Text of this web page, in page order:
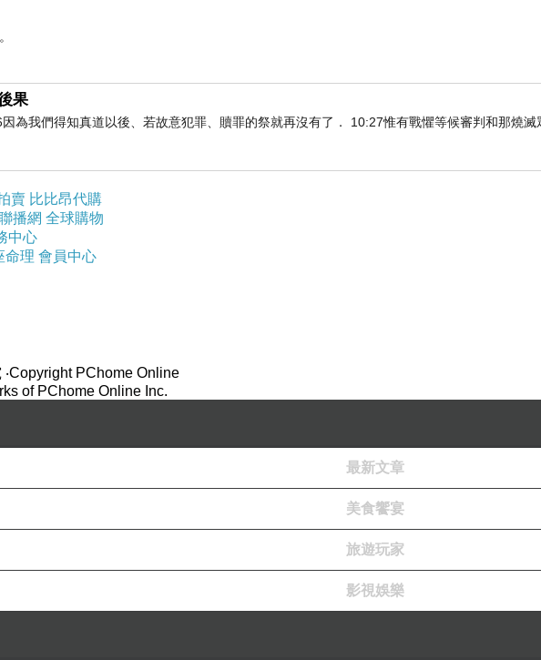
果
為我們得知真道以後、若故意犯罪、贖罪的祭就再沒有了． 10:27惟有戰懼等候審判和那燒滅
賣 比比昂代購
播網 全球購物
中心
命理 會員中心
‧Copyright PChome Online
of PChome Online Inc.
最新文章
美食饗宴
旅遊玩家
影視娛樂